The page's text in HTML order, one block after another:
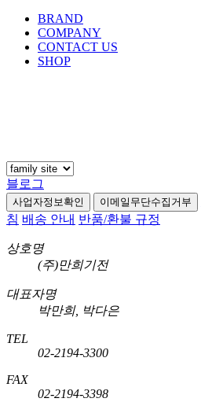
BRAND
COMPANY
CONTACT US
SHOP
블로그
사업자정보확인 이메일무단수집거부
침 배송 안내 반품/환불 규정
상호명
(주)만희기전
대표자명
박만희, 박다은
TEL
02-2194-3300
FAX
02-2194-3398